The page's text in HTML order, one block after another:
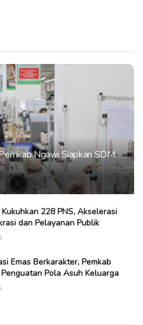
Ngawi Siapkan SDM
228 PNS, Akselerasi
dan Pelayanan Publik
Emas Berkarakter, Pemkab
Pola Asuh Keluarga